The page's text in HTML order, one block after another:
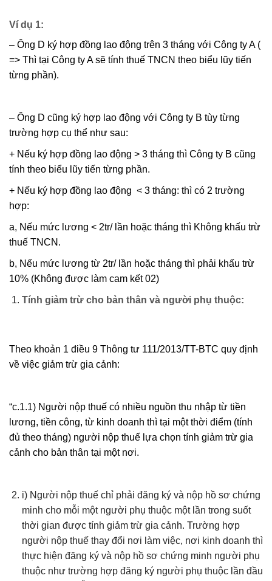
Ví dụ 1:
– Ông D ký hợp đồng lao động trên 3 tháng với Công ty A (
=> Thì tại Công ty A sẽ tính thuế TNCN theo biểu lũy tiến
từng phần).
– Ông D cũng ký hợp lao động với Công ty B tùy từng
trường hợp cụ thể như sau:
+ Nếu ký hợp đồng lao động > 3 tháng thì Công ty B cũng
tính theo biểu lũy tiến từng phần.
+ Nếu ký hợp đồng lao động < 3 tháng: thì có 2 trường
hợp:
a, Nếu mức lương < 2tr/ lần hoặc tháng thì Không khấu trừ
thuế TNCN.
b, Nếu mức lương từ 2tr/ lần hoặc tháng thì phải khấu trừ
10% (Không được làm cam kết 02)
Tính giảm trừ cho bản thân và người phụ thuộc:
Theo khoản 1 điều 9 Thông tư 111/2013/TT-BTC quy định
về việc giảm trừ gia cảnh:
“c.1.1) Người nộp thuế có nhiều nguồn thu nhập từ tiền
lương, tiền công, từ kinh doanh thì tại một thời điểm (tính
đủ theo tháng) người nộp thuế lựa chọn tính giảm trừ gia
cảnh cho bản thân tại một nơi.
i) Người nộp thuế chỉ phải đăng ký và nộp hồ sơ chứng
minh cho mỗi một người phụ thuộc một lần trong suốt
thời gian được tính giảm trừ gia cảnh. Trường hợp
người nộp thuế thay đổi nơi làm việc, nơi kinh doanh thì
thực hiện đăng ký và nộp hồ sơ chứng minh người phụ
thuộc như trường hợp đăng ký người phụ thuộc lần đầu